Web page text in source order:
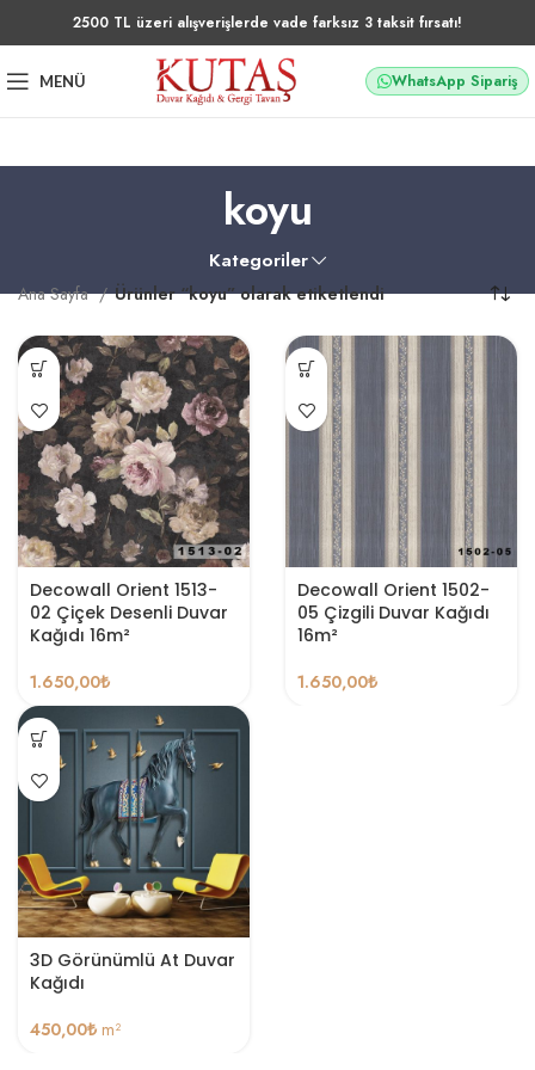
2500 TL üzeri alışverişlerde vade farksız 3 taksit fırsatı!
MENÜ WhatsApp Sipariş
koyu
Kategoriler
Ana Sayfa Ürünler “koyu” olarak etiketlendi
Decowall Orient 1513-
02 Çiçek Desenli Duvar
Kağıdı 16m²
1.650,00₺
Decowall Orient 1502-
05 Çizgili Duvar Kağıdı
16m²
1.650,00₺
3D Görünümlü At Duvar
Kağıdı
450,00₺ m²